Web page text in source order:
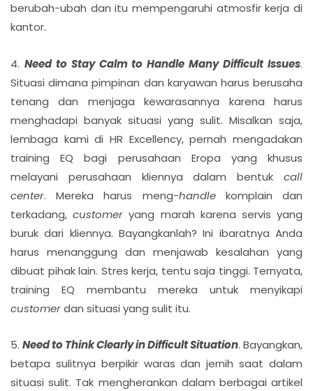
berubah-ubah dan itu mempengaruhi atmosfir kerja di
kantor.
4. Need to Stay Calm to Handle Many Difficult Issues.
Situasi dimana pimpinan dan karyawan harus berusaha
tenang dan menjaga kewarasannya karena harus
menghadapi banyak situasi yang sulit. Misalkan saja,
lembaga kami di HR Excellency, pernah mengadakan
training EQ bagi perusahaan Eropa yang khusus
melayani perusahaan kliennya dalam bentuk call
center. Mereka harus meng-handlekomplain dan
terkadang,customer yang marah karena servis yang
buruk dari kliennya. Bayangkanlah? Ini ibaratnya Anda
harus menanggung dan menjawab kesalahan yang
dibuat pihak lain. Stres kerja, tentu saja tinggi. Ternyata,
training EQ membantu mereka untuk menyikapi
customerdan situasi yang sulit itu.
5. Need to Think Clearly in Difficult Situation. Bayangkan,
betapa sulitnya berpikir waras dan jernih saat dalam
situasi sulit. Tak mengherankan dalam berbagai artikel